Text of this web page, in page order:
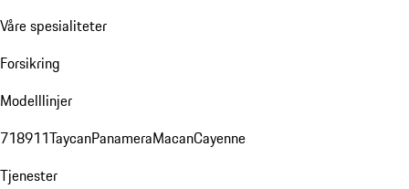
Våre spesialiteter
Forsikring
Modelllinjer
718911TaycanPanameraMacanCayenne
Tjenester